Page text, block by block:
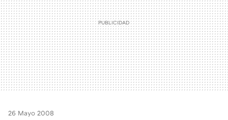
26 Mayo 2008